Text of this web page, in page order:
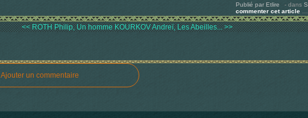
Publié par Etlire - dans S
commenter cet article
<< ROTH Philip, Un homme KOURKOV Andreï, Les Abeilles... >>
Ajouter un commentaire